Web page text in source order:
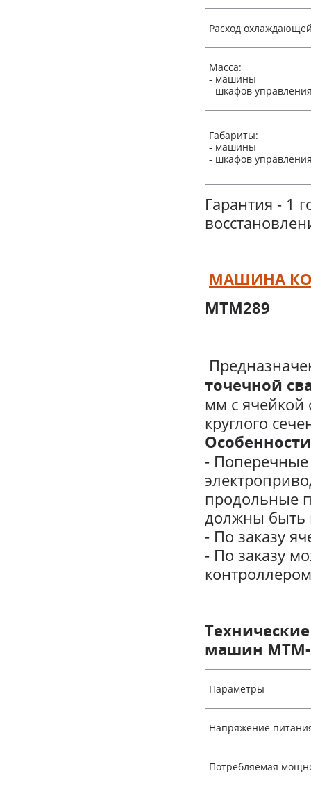
Расход
Масса:
- машины
- шкафов
Габариты:
- машины
- шкафов
Гарантия - 1
МАШИНА
МТМ289
точечной
мм с ячейкой
круглого
Особенности
- Поперечные
продольные
должны быть
- По заказу
- По заказу
машин МТМ-
Параметры
Напряжение
Потребляемая